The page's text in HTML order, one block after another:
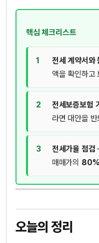
핵심 체크리스트
1 전세 계약서와
액을 확인하고
2 전세보증보험
라면 대안을
3 전세가율 점검
매매가의 80%
오늘의 정리